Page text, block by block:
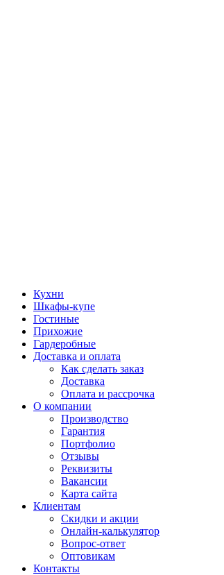
Кухни
Шкафы-купе
Гостиные
Прихожие
Гардеробные
Доставка и оплата
Как сделать заказ
Доставка
Оплата и рассрочка
О компании
Производство
Гарантия
Портфолио
Отзывы
Реквизиты
Вакансии
Карта сайта
Клиентам
Скидки и акции
Онлайн-калькулятор
Вопрос-ответ
Оптовикам
Контакты